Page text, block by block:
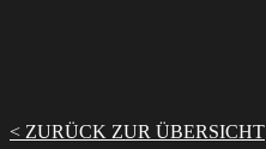
< ZURÜCK ZUR ÜBERSICHT